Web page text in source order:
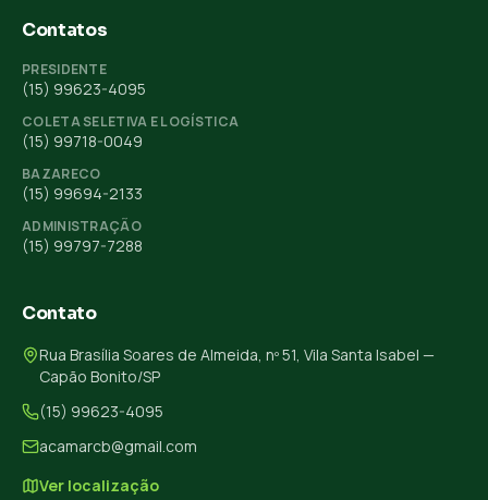
Contatos
PRESIDENTE
(15) 99623-4095
COLETA SELETIVA E LOGÍSTICA
(15) 99718-0049
BAZARECO
(15) 99694-2133
ADMINISTRAÇÃO
(15) 99797-7288
Contato
Rua Brasília Soares de Almeida, nº 51, Vila Santa Isabel —
Capão Bonito/SP
(15) 99623-4095
acamarcb@gmail.com
Ver localização